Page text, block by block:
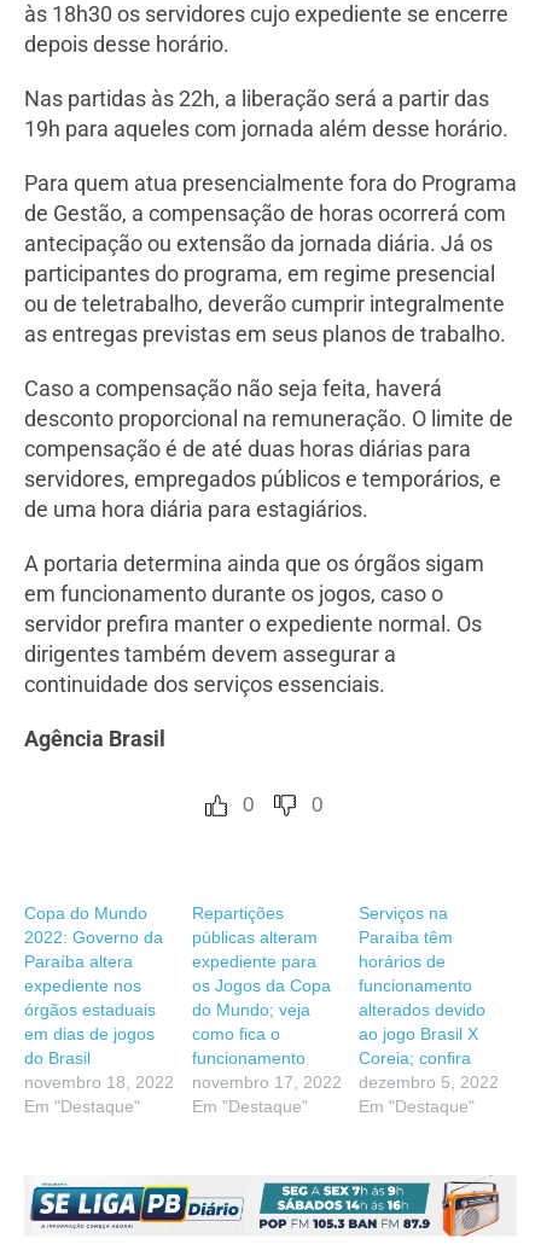
às 18h30 os servidores cujo expediente se encerre
depois desse horário.
Nas partidas às 22h, a liberação será a partir das
19h para aqueles com jornada além desse horário.
Para quem atua presencialmente fora do Programa
de Gestão, a compensação de horas ocorrerá com
antecipação ou extensão da jornada diária. Já os
participantes do programa, em regime presencial
ou de teletrabalho, deverão cumprir integralmente
as entregas previstas em seus planos de trabalho.
Caso a compensação não seja feita, haverá
desconto proporcional na remuneração. O limite de
compensação é de até duas horas diárias para
servidores, empregados públicos e temporários, e
de uma hora diária para estagiários.
A portaria determina ainda que os órgãos sigam
em funcionamento durante os jogos, caso o
servidor prefira manter o expediente normal. Os
dirigentes também devem assegurar a
continuidade dos serviços essenciais.
Agência Brasil
0 0
Copa do Mundo
2022: Governo da
Paraíba altera
expediente nos
órgãos estaduais
em dias de jogos
do Brasil
novembro 18, 2022
Em "Destaque"
Repartições
públicas alteram
expediente para
os Jogos da Copa
do Mundo; veja
como fica o
funcionamento
novembro 17, 2022
Em "Destaque"
Serviços na
Paraíba têm
horários de
funcionamento
alterados devido
ao jogo Brasil X
Coreia; confira
dezembro 5, 2022
Em "Destaque"